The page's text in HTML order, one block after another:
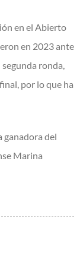
en el Abierto
en 2023 ante
ronda,
por lo que ha
ganadora del
Marina